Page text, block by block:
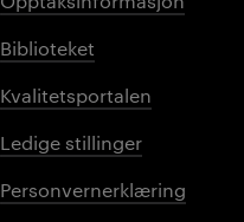
Biblioteket
Kvalitetsportalen
Ledige stillinger
Personvernerklæring